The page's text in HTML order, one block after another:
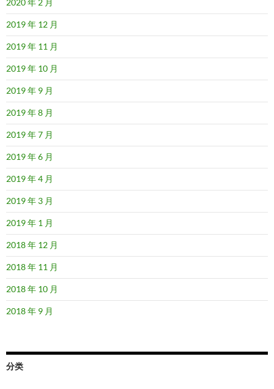
2020 年 2 月
2019 年 12 月
2019 年 11 月
2019 年 10 月
2019 年 9 月
2019 年 8 月
2019 年 7 月
2019 年 6 月
2019 年 4 月
2019 年 3 月
2019 年 1 月
2018 年 12 月
2018 年 11 月
2018 年 10 月
2018 年 9 月
分类